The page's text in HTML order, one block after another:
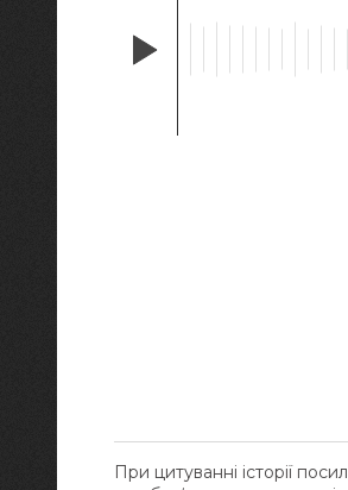
При цитуванні історії